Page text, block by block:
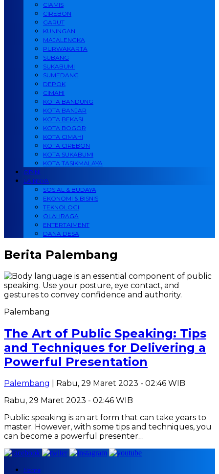
CIAMIS
CIREBON
GARUT
KUNINGAN
MAJALENGKA
PURWAKARTA
SUBANG
SUKABUMI
SUMEDANG
DEPOK
CIMAHI
KOTA BANDUNG
KOTA BANJAR
KOTA BEKASI
KOTA BOGOR
KOTA CIMAHI
KOTA CIREBON
KOTA SUKABUMI
KOTA TASIKMALAYA
OPINI
LAINNYA
SOSIAL & BUDAYA
EKONOMI & BISNIS
TEKNOLOGI
OLAHRAGA
ENTERTAIMENT
DANA DESA
Berita Palembang
Palembang
The Art of Public Speaking: Tips
and Techniques for Delivering a
Powerful Presentation
Palembang
| Rabu, 29 Maret 2023 - 02:46 WIB
Rabu, 29 Maret 2023 - 02:46 WIB
Public speaking is an art form that can take years to
master. However, with some tips and techniques, you
can become a powerful presenter…
Home